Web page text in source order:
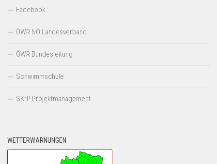
Facebook
ÖWR NÖ Landesverband
ÖWR Bundesleitung
Schwimmschule
SKrP Projektmanagement
WETTERWARNUNGEN